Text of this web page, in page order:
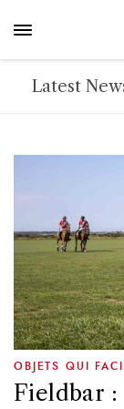
Latest
OBJETS QUI
Fieldbar :